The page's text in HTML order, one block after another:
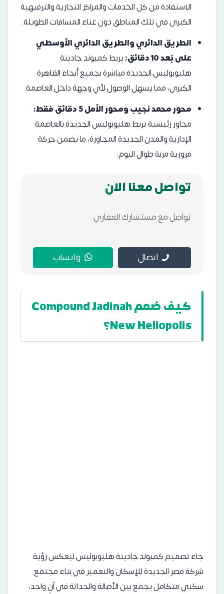
الاستفادة من كل الخدمات والمراكز التجارية والترفيهية
الكبرى في تلك المناطق دون عناء المسافات الطويلة.
الطريق الدائري والطريق الدائري الأوسطي
على بُعد 10 دقائق:
يربط كمبوند جادينة
هليوبوليس الجديدة مباشرة بجميع أنحاء القاهرة
الكبرى، مما يسهل الوصول لأي وجهة داخل العاصمة.
محور محمد نجيب ومحور الأمل 5 دقائق فقط:
محاور رئيسية تربط هليوبوليس الجديدة بالعاصمة
الإدارية والمدن الجديدة المجاورة، ما يضمن حركة
مرورية مرنة طوال اليوم.
تواصل معنا الان
تواصل مع مستشارك العقاري
اتصال واتساب
كيف صُمم Compound Jadinah
New Heliopolis؟
جاء تصميم كمبوند جادينة هليوبوليس ليعكس رؤية
شركة مصر الجديدة للإسكان والتعمير في بناء مجتمع
سكني متكامل يجمع بين الأصالة والحداثة في آنٍ واحد،